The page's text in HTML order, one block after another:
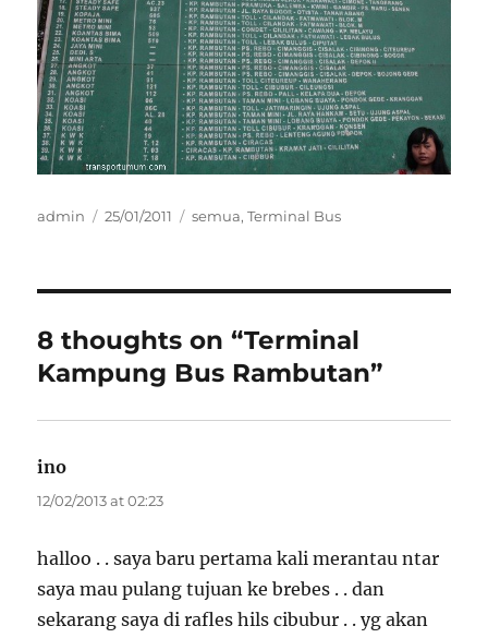
Author
admin
Posted
25/01/2011 Categories
semua,Terminal Bus
8 thoughts on “Terminal
Kampung Bus Rambutan”
ino
12/02/2013 at 02:23
halloo . . saya baru pertama kali merantau ntar
saya mau pulang tujuan ke brebes . . dan
sekarang saya di rafles hils cibubur . . yg akan